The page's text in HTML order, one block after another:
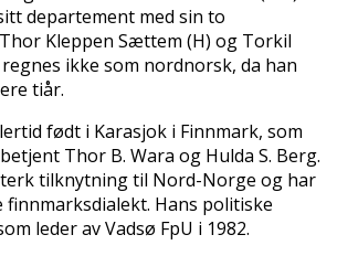
departement med sin to
Kleppen Sættem (H) og Torkil
regnes ikke som nordnorsk, da han
tiår.
født i Karasjok i Finnmark, som
Thor B. Wara og Hulda S. Berg.
tilknytning til Nord-Norge og har
finnmarksdialekt. Hans politiske
leder av Vadsø FpU i 1982.